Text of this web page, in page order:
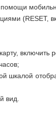
(RESET,
включить
;
шкалой
вид.